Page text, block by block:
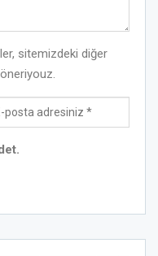
sitemizdeki diğer